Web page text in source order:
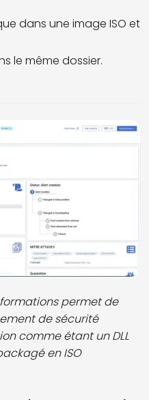
dans une image ISO et
le même dossier.
permet de
de sécurité
comme étant un DLL
en ISO